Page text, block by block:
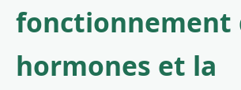
fonctionnement
hormones et la